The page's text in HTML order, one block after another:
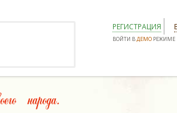
РЕГИСТРАЦИЯ
ВОЙТИ ВДЕМО РЕЖИМЕ
народа.